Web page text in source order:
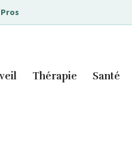
Thérapie Santé